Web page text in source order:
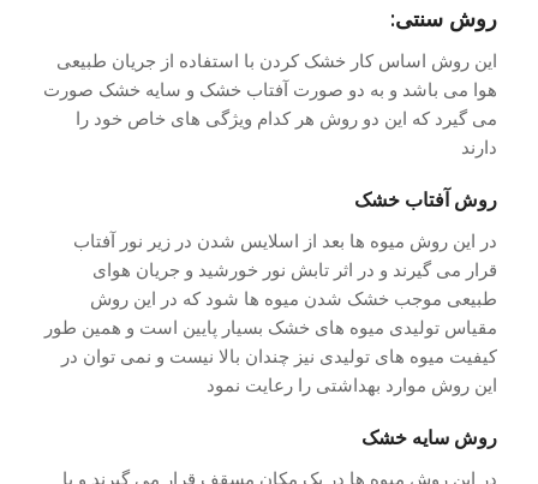
روش سنتی:
این روش اساس کار خشک کردن با استفاده از جریان طبیعی
هوا می باشد و به دو صورت آفتاب خشک و سایه خشک صورت
می گیرد که این دو روش هر کدام ویژگی های خاص خود را
دارند
روش آفتاب خشک
در این روش میوه ها بعد از اسلایس شدن در زیر نور آفتاب
قرار می گیرند و در اثر تابش نور خورشید و جریان هوای
طبیعی موجب خشک شدن میوه ها شود که در این روش
مقیاس تولیدی میوه های خشک بسیار پایین است و همین طور
کیفیت میوه های تولیدی نیز چندان بالا نیست و نمی توان در
این روش موارد بهداشتی را رعایت نمود
روش سایه خشک
در این روش میوه ها در یک مکان مسقف قرار می گیرند و با